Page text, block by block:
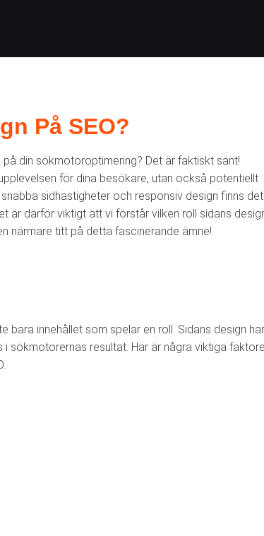
På SEO?
din sökmotoroptimering? Det är faktiskt sant!
för dina besökare, utan också potentiellt
sidhastigheter och responsiv design finns det
är därför viktigt att vi förstår vilken roll sidans
närmare titt på detta fascinerande ämne!
innehållet som spelar en roll. Sidans design har
sökmotorernas resultat. Här är några viktiga